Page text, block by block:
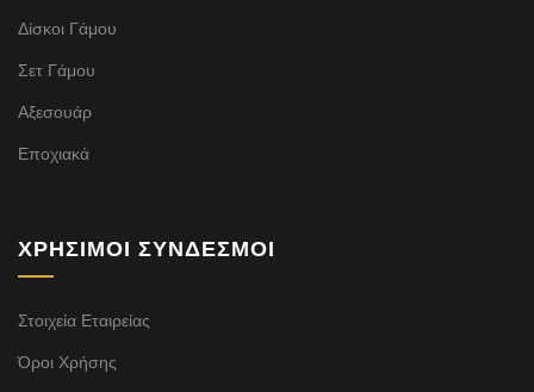
Δίσκοι Γάμου
Σετ Γάμου
Αξεσουάρ
Εποχιακά
ΧΡΉΣΙΜΟΙ ΣΎΝΔΕΣΜΟΙ
Στοιχεία Εταιρείας
Όροι Χρήσης